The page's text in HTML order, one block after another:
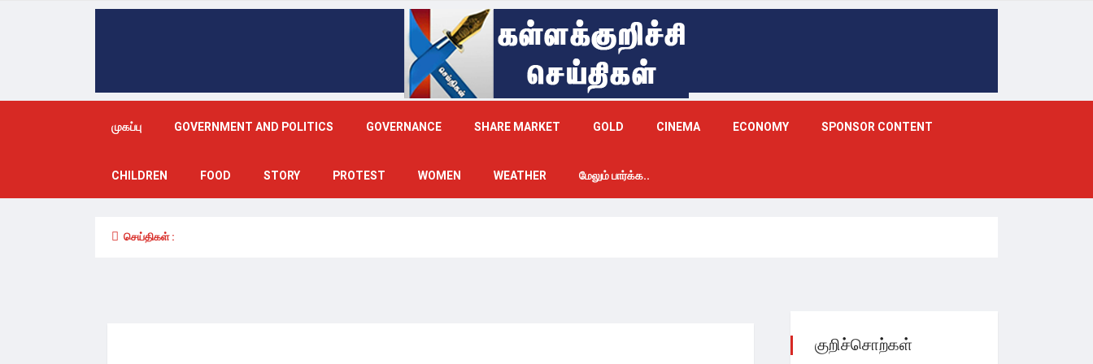
முகப்பு GOVERNMENT AND POLITICS GOVERNANCE SHARE MARKET GOLD CINEMA ECONOMY SPONSOR CONTENT
CHILDREN FOOD STORY PROTEST WOMEN WEATHER மேலும் பார்க்க..
செய்திகள் :
குறிச்சொற்கள்